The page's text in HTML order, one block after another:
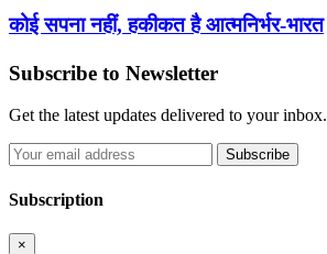
कोई सपना नहीं, हकीकत है आत्मनिर्भर-भारत
Subscribe to Newsletter
Get the latest updates delivered to your inbox.
Subscribe
Subscription
×